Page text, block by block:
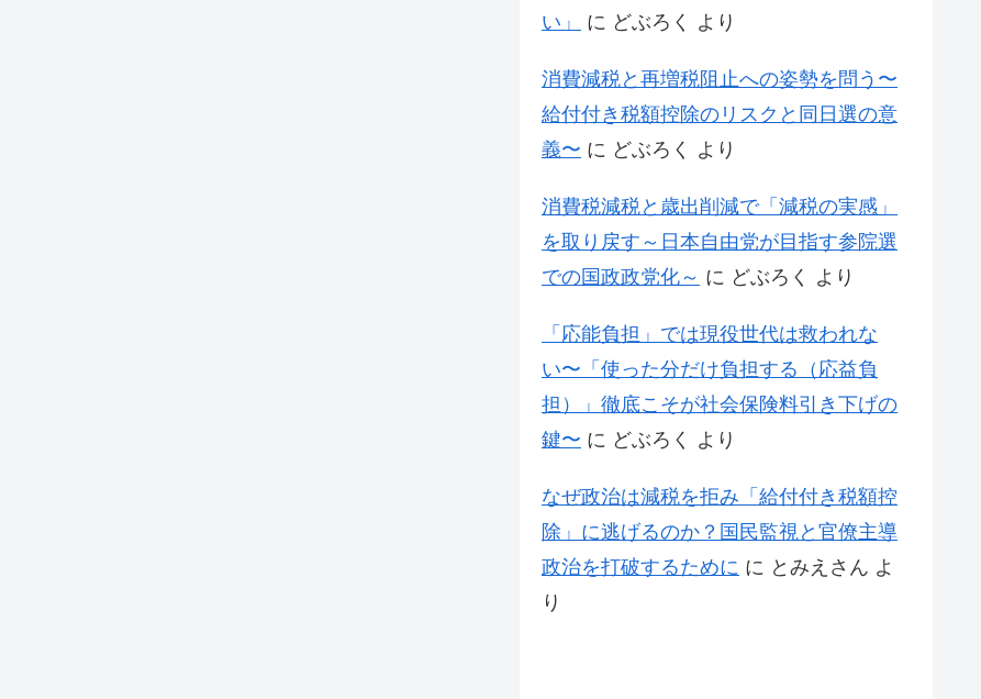
い」
に どぶろく より
消費減税と再増税阻止への姿勢を問う〜
給付付き税額控除のリスクと同日選の意
義〜 に どぶろく より
消費税減税と歳出削減で「減税の実感」
を取り戻す～日本自由党が目指す参院選
での国政政党化～ に どぶろく より
「応能負担」では現役世代は救われな
い〜「使った分だけ負担する（応益負
担）」徹底こそが社会保険料引き下げの
鍵〜 に どぶろく より
なぜ政治は減税を拒み「給付付き税額控
除」に逃げるのか？国民監視と官僚主導
政治を打破するために に とみえさん よ
り